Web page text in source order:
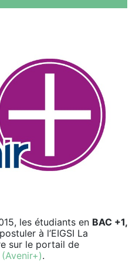
les étudiants en BAC +1,
à l’EIGSI La
sur le portail de
.